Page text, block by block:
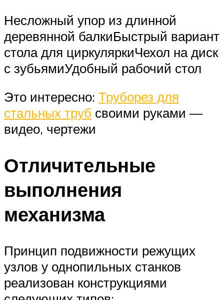
Несложный упор из длинной
деревянной балкиБыстрый вариант
стола для циркуляркиЧехол на диск
с зубьямиУдобный рабочий стол
Это интересно: Труборез для
стальных труб своими руками —
видео, чертежи
Отличительные
выполнения
механизма
Принцип подвижности режущих
узлов у однопильных станков
реализован конструкциями